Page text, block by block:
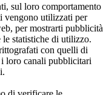
sul loro comportamento
vengono utilizzati per
per mostrarti pubblicità
le statistiche di utilizzo.
con quelli di
loro canali pubblicitari